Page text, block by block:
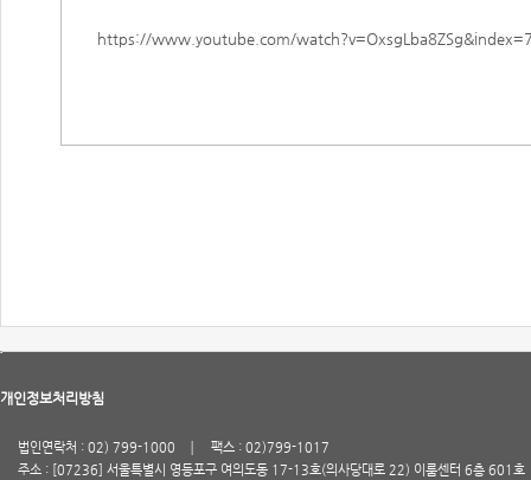
https://www.youtube.com/
개인정보처리방침
법인연락처 : 02) 799-1000
팩스 : 02)799-1017
주소 : [07236] 서울특별시 영등포구 여의도동 17-13호(의사당대로 22) 이룸센터 6층 601호